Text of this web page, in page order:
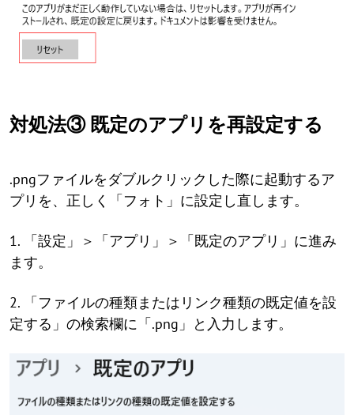
対処法③ 既定のアプリを再設定する
.pngファイルをダブルクリックした際に起動するア
プリを、正しく「フォト」に設定し直します。
1. 「設定」＞「アプリ」＞「既定のアプリ」に進み
ます。
2. 「ファイルの種類またはリンク種類の既定値を設
定する」の検索欄に「.png」と入力します。